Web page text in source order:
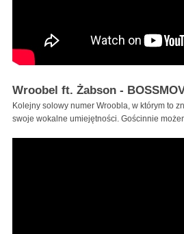
Wroobel ft. Żabson -
Kolejny solowy numer Wroobla, w którym to
swoje wokalne umiejętności. Gościnnie